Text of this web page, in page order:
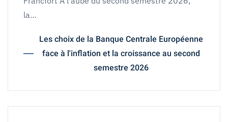
la…
Les choix de la Banque Centrale Européenne
face à l'inflation et la croissance au second
semestre 2026